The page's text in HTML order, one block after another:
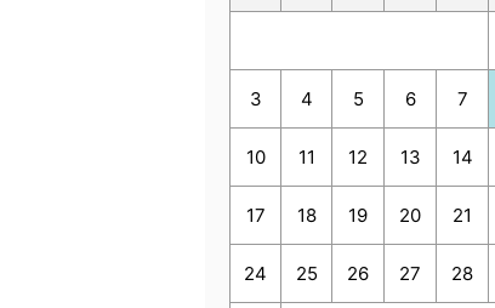
3 4 5 6 7
10 11 12 13 14
17 18 19 20 21
24 25 26 27 28